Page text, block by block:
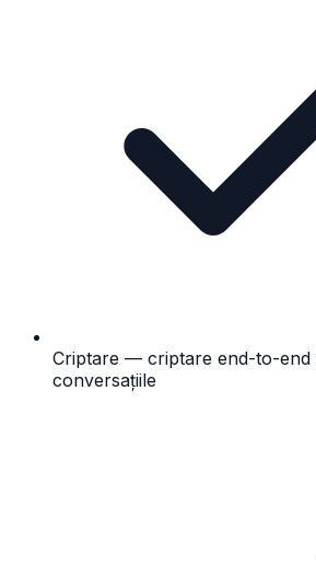
Criptare — criptare end-to-end
conversațiile